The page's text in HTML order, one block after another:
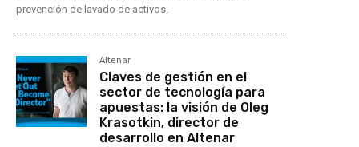
prevención de lavado de activos.
Altenar
Claves de gestión en el
sector de tecnología para
apuestas: la visión de Oleg
Krasotkin, director de
desarrollo en Altenar